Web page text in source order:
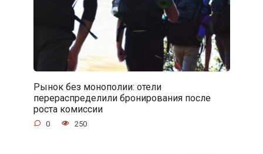
Рынок без монополии: отели
перераспределили бронирования после
роста комиссии
0 250